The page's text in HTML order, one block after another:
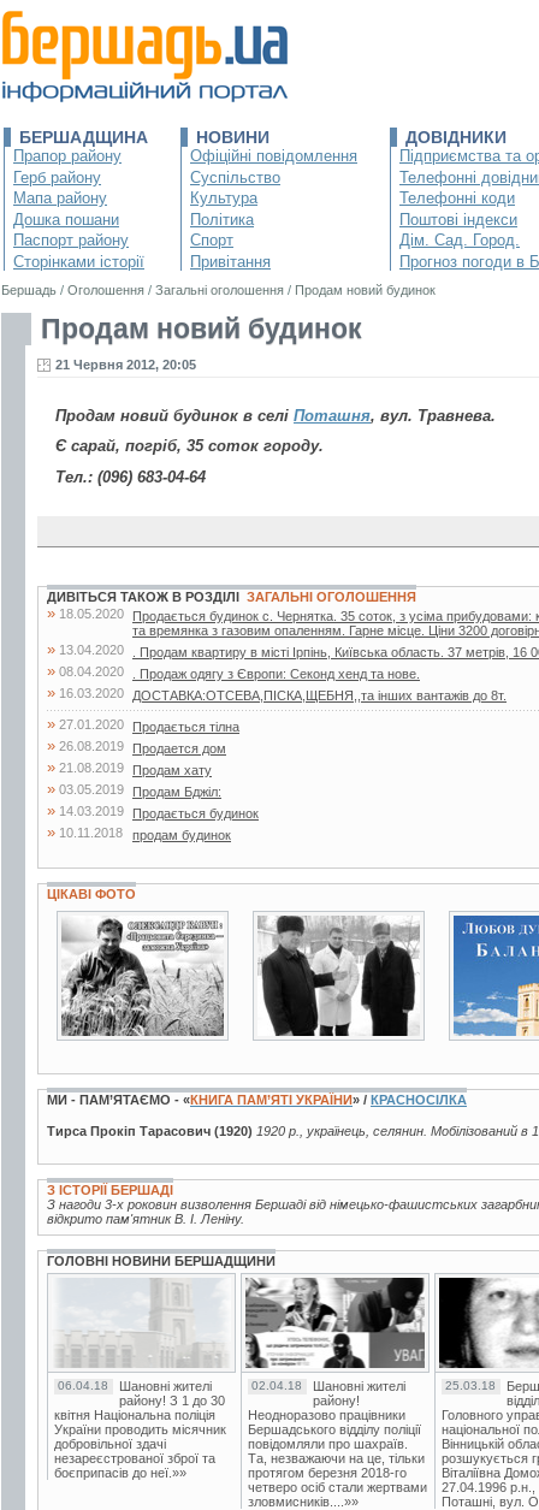
БЕРШАДЩИНА
Прапор району
Герб району
Мапа району
Дошка пошани
Паспорт району
Сторінками історії
НОВИНИ
Офіційні повідомлення
Суспільство
Культура
Політика
Спорт
Привітання
ДОВІДНИКИ
Підприємства та
Телефонні
Телефонні коди
Поштові індекси
Дім. Сад. Город.
Прогноз погоди в
Бершадь / Оголошення / Загальні оголошення / Продам новий будинок
Продам новий будинок
21 Червня 2012, 20:05
Продам новий будинок в селі Поташня, вул. Травнева.
Є сарай, погріб, 35 соток городу.
Тел.: (096) 683-04-64
ДИВІТЬСЯ ТАКОЖ В РОЗДІЛІ ЗАГАЛЬНІ ОГОЛОШЕННЯ
» 18.05.2020
Продається будинок с. Чернятка. 35 соток, з усіма прибудовами:
та времянка з газовим опаленням. Гарне місце. Ціни 3200
» 13.04.2020 . Продам квартиру в місті Ірпінь, Київська область. 37 метрів, 16
» 08.04.2020 . Продаж одягу з Європи: Секонд хенд та нове.
» 16.03.2020 ДОСТАВКА:ОТСЕВА,ПІСКА,ЩЕБНЯ,,та інших вантажів до 8т.
» 27.01.2020 Продається тілна
» 26.08.2019 Продается дом
» 21.08.2019 Продам хату
» 03.05.2019 Продам Бджiл:
» 14.03.2019 Продається будинок
» 10.11.2018 продам будинок
ЦІКАВІ ФОТО
4 фото 2 фото 4 фото
МИ - ПАМ’ЯТАЄМО - «КНИГА ПАМ’ЯТІ УКРАЇНИ» / КРАСНОСІЛКА
Тирса Прокіп Тарасович (1920) 1920 р., українець, селянин. Мобілізований
З ІСТОРІЇ БЕРШАДІ
З нагоди 3-х роковин визволення Бершаді від німецько-фашистських
відкрито пам'ятник В. І. Леніну.
ГОЛОВНІ НОВИНИ БЕРШАДЩИНИ
06.04.18
Шановні жителі
району! З 1 до 30
квітня Національна поліція
України проводить місячник
добровільної здачі
незареєстрованої зброї та
боєприпасів до неї.»»
02.04.18
Шановні жителі
району!
Неодноразово працівники
Бершадського відділу поліції
повідомляли про шахраїв.
Та, незважаючи на це, тільки
протягом березня 2018-го
четверо осіб стали жертвами
зловмисників....»»
25.03.18
Головного
національної
Вінницькій
розшукується
Віталіївна
27.04.1996 р.н.,
Поташні, вул.